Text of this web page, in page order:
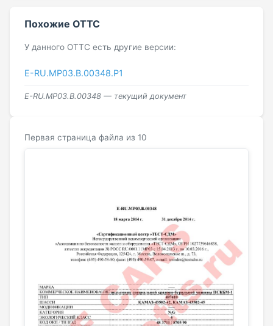
Похожие ОТТС
У данного ОТТС есть другие версии:
E-RU.МР03.B.00348.Р1
E-RU.МР03.B.00348 — текущий документ
Первая страница файла из 10